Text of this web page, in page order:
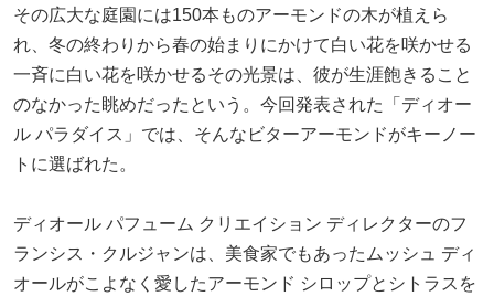
その広大な庭園には150本ものアーモンドの木が植えら
れ、冬の終わりから春の始まりにかけて白い花を咲かせる
一斉に白い花を咲かせるその光景は、彼が生涯飽きること
のなかった眺めだったという。今回発表された「ディオー
ル パラダイス」では、そんなビターアーモンドがキーノー
トに選ばれた。
ディオール パフューム クリエイション ディレクターのフ
ランシス・クルジャンは、美食家でもあったムッシュ ディ
オールがこよなく愛したアーモンド シロップとシトラスを